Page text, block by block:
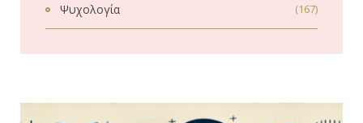
Ψυχολογία (167)